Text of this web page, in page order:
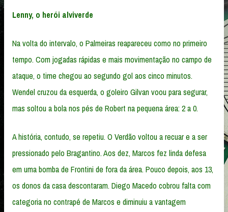
Lenny, o herói alviverde
Na volta do intervalo, o Palmeiras reapareceu como no primeiro
tempo. Com jogadas rápidas e mais movimentação no campo de
ataque, o time chegou ao segundo gol aos cinco minutos.
Wendel cruzou da esquerda, o goleiro Gilvan voou para segurar,
mas soltou a bola nos pés de Robert na pequena área: 2 a 0.
A história, contudo, se repetiu. O Verdão voltou a recuar e a ser
pressionado pelo Bragantino. Aos dez, Marcos fez linda defesa
em uma bomba de Frontini de fora da área. Pouco depois, aos 13,
os donos da casa descontaram. Diego Macedo cobrou falta com
categoria no contrapé de Marcos e diminuiu a vantagem